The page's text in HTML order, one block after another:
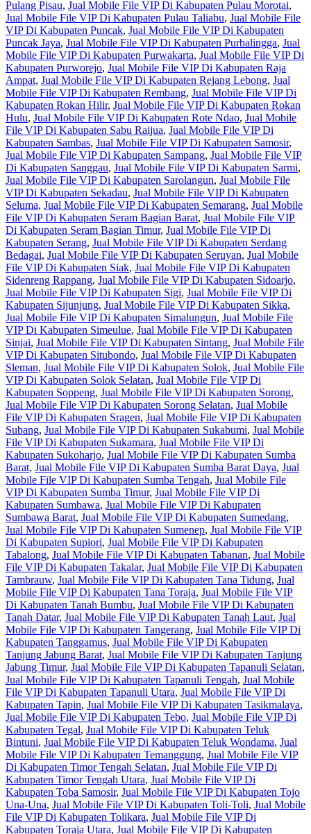
Pulang Pisau, Jual Mobile File VIP Di Kabupaten Pulau Morotai,
Jual Mobile File VIP Di Kabupaten Pulau Taliabu, Jual Mobile File
VIP Di Kabupaten Puncak, Jual Mobile File VIP Di Kabupaten
Puncak Jaya, Jual Mobile File VIP Di Kabupaten Purbalingga, Jual
Mobile File VIP Di Kabupaten Purwakarta, Jual Mobile File VIP Di
Kabupaten Purworejo, Jual Mobile File VIP Di Kabupaten Raja
Ampat, Jual Mobile File VIP Di Kabupaten Rejang Lebong, Jual
Mobile File VIP Di Kabupaten Rembang, Jual Mobile File VIP Di
Kabupaten Rokan Hilir, Jual Mobile File VIP Di Kabupaten Rokan
Hulu, Jual Mobile File VIP Di Kabupaten Rote Ndao, Jual Mobile
File VIP Di Kabupaten Sabu Raijua, Jual Mobile File VIP Di
Kabupaten Sambas, Jual Mobile File VIP Di Kabupaten Samosir,
Jual Mobile File VIP Di Kabupaten Sampang, Jual Mobile File VIP
Di Kabupaten Sanggau, Jual Mobile File VIP Di Kabupaten Sarmi,
Jual Mobile File VIP Di Kabupaten Sarolangun, Jual Mobile File
VIP Di Kabupaten Sekadau, Jual Mobile File VIP Di Kabupaten
Seluma, Jual Mobile File VIP Di Kabupaten Semarang, Jual Mobile
File VIP Di Kabupaten Seram Bagian Barat, Jual Mobile File VIP
Di Kabupaten Seram Bagian Timur, Jual Mobile File VIP Di
Kabupaten Serang, Jual Mobile File VIP Di Kabupaten Serdang
Bedagai, Jual Mobile File VIP Di Kabupaten Seruyan, Jual Mobile
File VIP Di Kabupaten Siak, Jual Mobile File VIP Di Kabupaten
Sidenreng Rappang, Jual Mobile File VIP Di Kabupaten Sidoarjo,
Jual Mobile File VIP Di Kabupaten Sigi, Jual Mobile File VIP Di
Kabupaten Sijunjung, Jual Mobile File VIP Di Kabupaten Sikka,
Jual Mobile File VIP Di Kabupaten Simalungun, Jual Mobile File
VIP Di Kabupaten Simeulue, Jual Mobile File VIP Di Kabupaten
Sinjai, Jual Mobile File VIP Di Kabupaten Sintang, Jual Mobile File
VIP Di Kabupaten Situbondo, Jual Mobile File VIP Di Kabupaten
Sleman, Jual Mobile File VIP Di Kabupaten Solok, Jual Mobile File
VIP Di Kabupaten Solok Selatan, Jual Mobile File VIP Di
Kabupaten Soppeng, Jual Mobile File VIP Di Kabupaten Sorong,
Jual Mobile File VIP Di Kabupaten Sorong Selatan, Jual Mobile
File VIP Di Kabupaten Sragen, Jual Mobile File VIP Di Kabupaten
Subang, Jual Mobile File VIP Di Kabupaten Sukabumi, Jual Mobile
File VIP Di Kabupaten Sukamara, Jual Mobile File VIP Di
Kabupaten Sukoharjo, Jual Mobile File VIP Di Kabupaten Sumba
Barat, Jual Mobile File VIP Di Kabupaten Sumba Barat Daya, Jual
Mobile File VIP Di Kabupaten Sumba Tengah, Jual Mobile File
VIP Di Kabupaten Sumba Timur, Jual Mobile File VIP Di
Kabupaten Sumbawa, Jual Mobile File VIP Di Kabupaten
Sumbawa Barat, Jual Mobile File VIP Di Kabupaten Sumedang,
Jual Mobile File VIP Di Kabupaten Sumenep, Jual Mobile File VIP
Di Kabupaten Supiori, Jual Mobile File VIP Di Kabupaten
Tabalong, Jual Mobile File VIP Di Kabupaten Tabanan, Jual Mobile
File VIP Di Kabupaten Takalar, Jual Mobile File VIP Di Kabupaten
Tambrauw, Jual Mobile File VIP Di Kabupaten Tana Tidung, Jual
Mobile File VIP Di Kabupaten Tana Toraja, Jual Mobile File VIP
Di Kabupaten Tanah Bumbu, Jual Mobile File VIP Di Kabupaten
Tanah Datar, Jual Mobile File VIP Di Kabupaten Tanah Laut, Jual
Mobile File VIP Di Kabupaten Tangerang, Jual Mobile File VIP Di
Kabupaten Tanggamus, Jual Mobile File VIP Di Kabupaten
Tanjung Jabung Barat, Jual Mobile File VIP Di Kabupaten Tanjung
Jabung Timur, Jual Mobile File VIP Di Kabupaten Tapanuli Selatan,
Jual Mobile File VIP Di Kabupaten Tapanuli Tengah, Jual Mobile
File VIP Di Kabupaten Tapanuli Utara, Jual Mobile File VIP Di
Kabupaten Tapin, Jual Mobile File VIP Di Kabupaten Tasikmalaya,
Jual Mobile File VIP Di Kabupaten Tebo, Jual Mobile File VIP Di
Kabupaten Tegal, Jual Mobile File VIP Di Kabupaten Teluk
Bintuni, Jual Mobile File VIP Di Kabupaten Teluk Wondama, Jual
Mobile File VIP Di Kabupaten Temanggung, Jual Mobile File VIP
Di Kabupaten Timor Tengah Selatan, Jual Mobile File VIP Di
Kabupaten Timor Tengah Utara, Jual Mobile File VIP Di
Kabupaten Toba Samosir, Jual Mobile File VIP Di Kabupaten Tojo
Una-Una, Jual Mobile File VIP Di Kabupaten Toli-Toli, Jual Mobile
File VIP Di Kabupaten Tolikara, Jual Mobile File VIP Di
Kabupaten Toraja Utara, Jual Mobile File VIP Di Kabupaten